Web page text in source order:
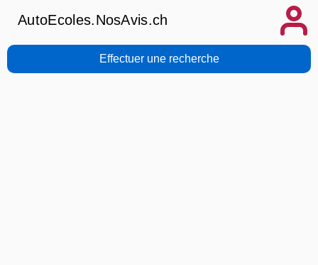
AutoEcoles.NosAvis.ch
Effectuer une recherche